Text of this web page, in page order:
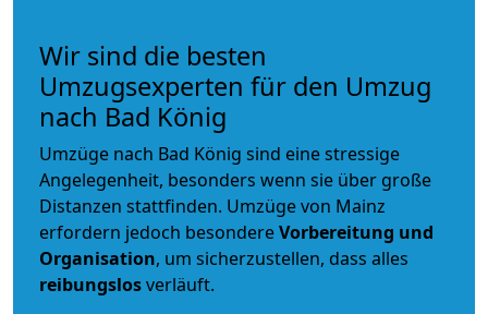
Wir sind die besten
Umzugsexperten für den Umzug
nach Bad König
Umzüge nach Bad König sind eine stressige
Angelegenheit, besonders wenn sie über große
Distanzen stattfinden. Umzüge von Mainz
erfordern jedoch besondereVorbereitung und
Organisation, um sicherzustellen, dass alles
reibungslosverläuft.